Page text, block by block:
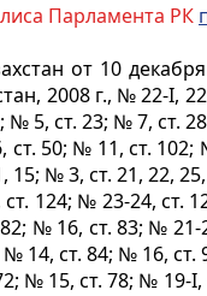
Парламента РК
от 10
2008 г., № 22-I,
№ 5, ст. 23; № 7, ст.
50; № 11, ст.
15; № 3, ст. 21, 22,
124; № 23-24, ст.
№ 16, ст. 83; №
№ 14, ст. 84; № 16,
№ 15, ст. 78; № 19-